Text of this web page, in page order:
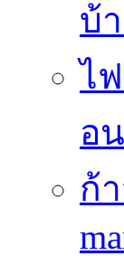
บ้
ไ
อ
ก้